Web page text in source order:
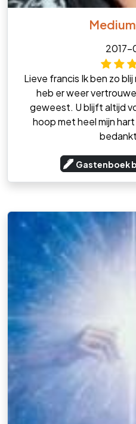
Lieve francis Ik ben zo
heb er weer
geweest. U blijft altijd
hoop met heel mijn
Gastenboek